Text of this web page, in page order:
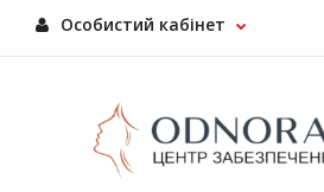
Особистий кабінет